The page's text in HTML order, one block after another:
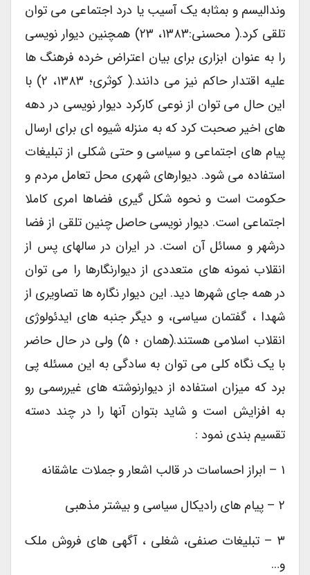
وندالیسم و بمثابه یک آسیب یا درد اجتماعی می توان
تلقی کرد.( محسنی:۱۳۸۳، ۲۳) همچنین دیوار نویسی
را به عنوان ابزاری برای بیان اعتراض خرده فرهنگ ها
علیه اقتدار حاکم نیز می دانند.( کوثری؛ ۱۳۸۳، ۲) با
این حال می توان از نوعی کارکرد دیوار نویسی در دهه
های اخیر صحبت کرد که به منزله شیوه ای برای ارسال
پیام های اجتماعی و سیاسی و حتی شکلی از تبلیغات
استفاده می شود. دیوارهای شهری محل تعامل مردم و
حکومت است و نحوه شکل گیری فضاها امری کاملا
اجتماعی است. دیوار نویسی حاصل چنین تلقی از فضا
درشهر و مسائل آن است. در ایران در سالهای پس از
انقلاب نمونه های متعددی از دیوارنگارها را می توان
در همه جای شهرها دید. این دیوار نگاره ها تصاویری از
شهدا ، گفتمان سیاسی، و دیگر جنبه های ایدئولوژی
انقلاب اسلامی هستند.(همان ؛ ۵) ولی در حال حاضر
با یک نگاه کلی می توان به سادگی به این مسئله پی
برد که میزان استفاده از دیوارنوشته های غیررسمی رو
به افزایش است و شاید بتوان آنها را در چند دسته
تقسیم بندی نمود :
۳ – تبلیغات صنفی، شغلی ، آگهی های فروش ملک
و…